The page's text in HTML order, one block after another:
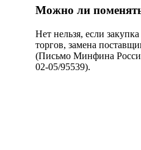
Можно ли
Нет нельзя, если
торгов, замена
(Письмо Минфина
02-05/95539).